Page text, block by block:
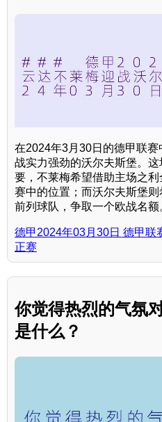
在2024年3月30日的德甲联
战实力强劲的沃尔夫斯堡。
要，不莱梅希望借助主场之
赛中的位置；而沃尔夫斯堡
前列球队，争取一个欧战名额
德甲2024年03月30日 德甲联
正赛
你觉得热烈的气氛
是什么？